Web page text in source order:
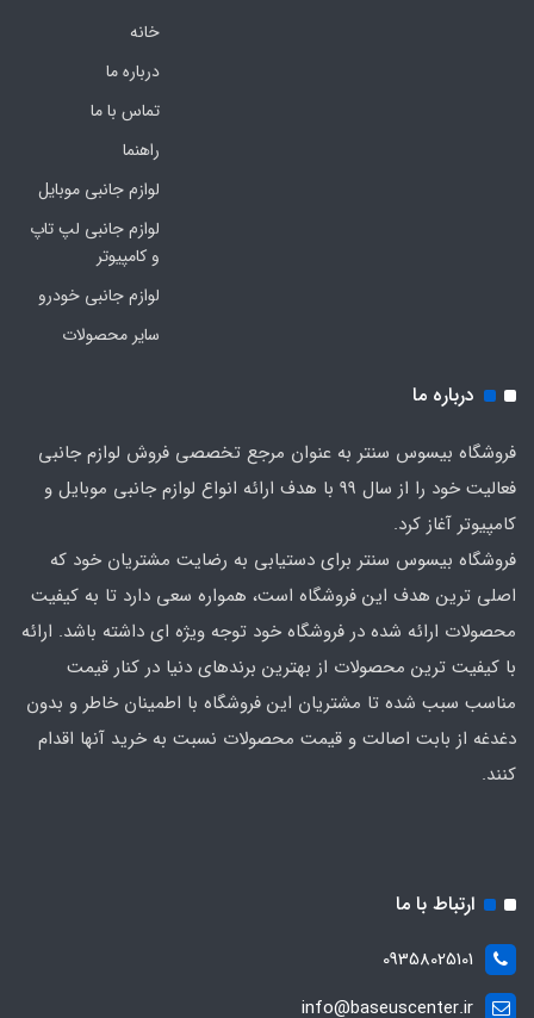
خانه
درباره ما
تماس با ما
راهنما
لوازم جانبی موبایل
لوازم جانبی لپ تاپ
و کامپیوتر
لوازم جانبی خودرو
سایر محصولات
درباره ما
فروشگاه بیسوس سنتر به عنوان مرجع تخصصی فروش لوازم جانبی
فعالیت خود را از سال 99 با هدف ارائه انواع لوازم جانبی موبایل و
کامپیوتر آغاز کرد.
فروشگاه بیسوس سنتر برای دستیابی به رضایت مشتریان خود که
اصلی‌ ترین هدف این فروشگاه است، همواره سعی دارد تا به کیفیت
محصولات ارائه شده در فروشگاه خود توجه ویژه ای داشته باشد. ارائه
با کیفیت‌ ترین محصولات از بهترین برندهای دنیا در کنار قیمت
مناسب سبب شده تا مشتریان این فروشگاه با اطمینان خاطر و بدون
دغدغه از بابت اصالت و قیمت محصولات نسبت به خرید آنها اقدام
کنند.
ارتباط با ما
09358025101
info@baseuscenter.ir